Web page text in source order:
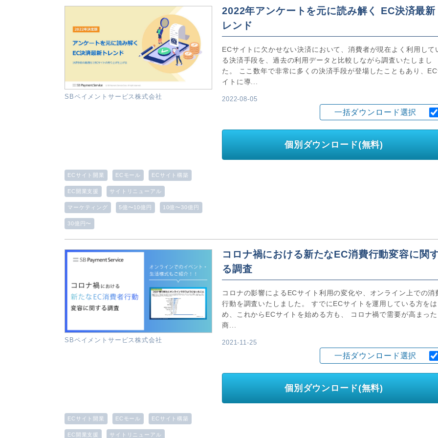
SBペイメントサービス株式会社
2022年アンケートを元に読み解く EC決済最新
レンド
ECサイトに欠かせない決済において、消費者が現在よく利用して
る決済手段を、過去の利用データと比較しながら調査いたしまし
た。 ここ数年で非常に多くの決済手段が登場したこともあり、
イトに導...
2022-08-05
一括ダウンロード選択
個別ダウンロード(無料)
ECサイト開業 ECモール ECサイト構築
EC開業支援 サイトリニューアル
マーケティング 5億〜10億円 10億〜30億円
30億円〜
SBペイメントサービス株式会社
コロナ禍における新たなEC消費行動変容に関
る調査
コロナの影響によるECサイト利用の変化や、オンライン上での消
行動を調査いたしました。 すでにECサイトを運用している方をは
め、これからECサイトを始める方も、 コロナ禍で需要が高まった
商...
2021-11-25
一括ダウンロード選択
個別ダウンロード(無料)
ECサイト開業 ECモール ECサイト構築
EC開業支援 サイトリニューアル